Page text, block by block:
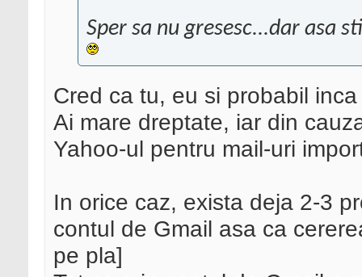
Sper sa nu gresesc...dar asa
Cred ca tu, eu si probabil
Ai mare dreptate, iar din
Yahoo-ul pentru mail-uri
In orice caz, exista deja 2-3
contul de Gmail asa ca
pe pla]